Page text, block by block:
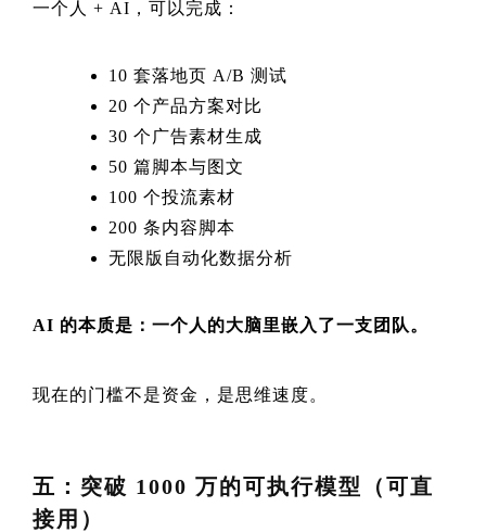
一个人 + AI，可以完成：
10 套落地页 A/B 测试
20 个产品方案对比
30 个广告素材生成
50 篇脚本与图文
100 个投流素材
200 条内容脚本
无限版自动化数据分析
AI 的本质是：一个人的大脑里嵌入了一支团队。
现在的门槛不是资金，是思维速度。
五：突破 1000 万的可执行模型（可直
接用）